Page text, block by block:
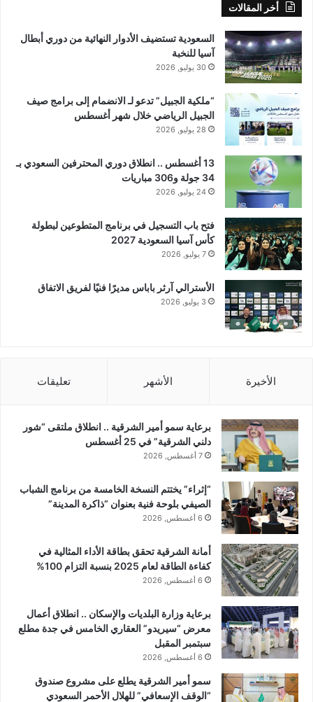
أخر المقالات
السعودية تستضيف الأدوار النهائية من دوري أبطال
آسيا للنخبة
30 يوليو, 2026
“ملكية الجبيل” تدعو لـ الانضمام إلى برامج صيف
الجبيل الرياضي خلال شهر أغسطس
28 يوليو, 2026
13 أغسطس .. انطلاق دوري المحترفين السعودي بـ
34 جولة و306 مباريات
24 يوليو, 2026
فتح باب التسجيل في برنامج المتطوعين لبطولة
كأس آسيا السعودية 2027
7 يوليو, 2026
الأسترالي آرثر باباس مديرًا فنيًا لفريق الاتفاق
3 يوليو, 2026
الأخيرة الأشهر تعليقات
برعاية سمو أمير الشرقية .. انطلاق ملتقى “شور
دلني الشرقية” في 25 أغسطس
7 أغسطس, 2026
“إثراء” يختتم النسخة الخامسة من برنامج الشباب
الصيفي بلوحة فنية بعنوان “ذاكرة المدينة”
6 أغسطس, 2026
أمانة الشرقية تحقق بطاقة الأداء المثالية في
كفاءة الطاقة لعام 2025 بنسبة التزام 100%
6 أغسطس, 2026
برعاية وزارة البلديات والإسكان .. انطلاق أعمال
معرض “سيريدو” العقاري الخامس في جدة مطلع
سبتمبر المقبل
6 أغسطس, 2026
سمو أمير الشرقية يطلع على مشروع صندوق
“الوقف الإسعافي” للهلال الأحمر السعودي